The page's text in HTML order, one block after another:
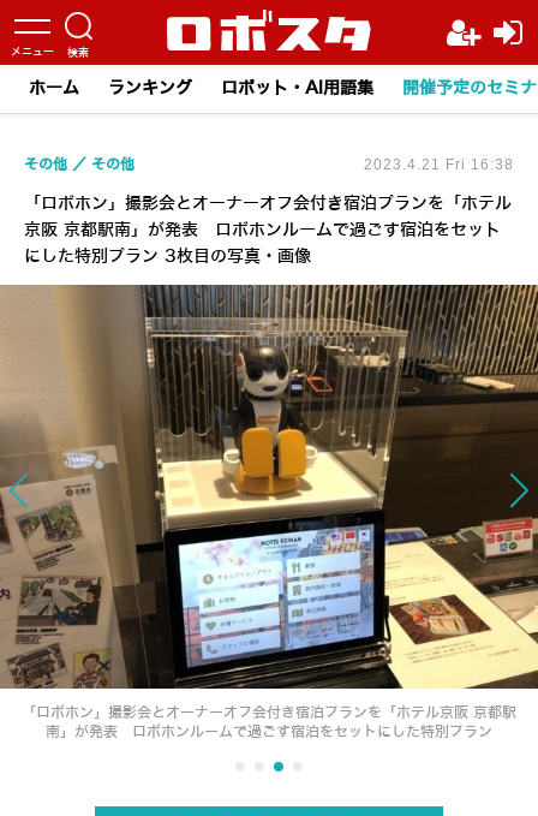
ホーム ランキング ロボット・AI用語集 開催予定のセミ
「ロボホン」撮影会とオーナーオフ会付き宿泊プランを「ホテル
京阪 京都駅南」が発表 ロボホンルームで過ごす宿泊をセット
にした特別プラン 3枚目の写真・画像
その他 その他 2023.4.21 Fri 16:38
「ロボホン」撮影会とオーナーオフ会付き宿泊プランを「ホテル京阪 京都駅
南」が発表 ロボホンルームで過ごす宿泊をセットにした特別プラン